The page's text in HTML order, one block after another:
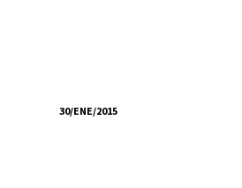
30/ENE/2015